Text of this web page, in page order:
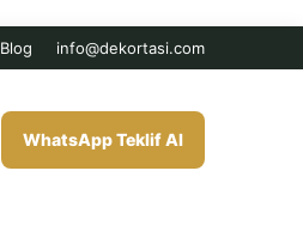
Blog info@dekortasi.com
WhatsApp Teklif Al